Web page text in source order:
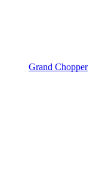
Grand Chopper